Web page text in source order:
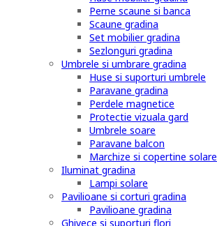
Perne scaune si banca
Scaune gradina
Set mobilier gradina
Sezlonguri gradina
Umbrele si umbrare gradina
Huse si suporturi umbrele
Paravane gradina
Perdele magnetice
Protectie vizuala gard
Umbrele soare
Paravane balcon
Marchize si copertine solare
Iluminat gradina
Lampi solare
Pavilioane si corturi gradina
Pavilioane gradina
Ghivece si suporturi flori